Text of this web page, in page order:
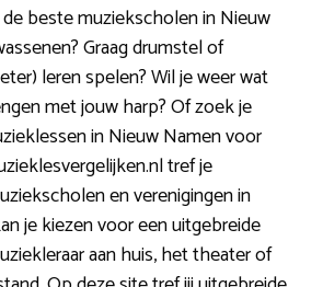
beste muziekscholen in Nieuw
Graag drumstel of
leren spelen? Wil je weer wat
met jouw harp? Of zoek je
in Nieuw Namen voor
tref je
en verenigingen in
je kiezen voor een uitgebreide
aan huis, het theater of